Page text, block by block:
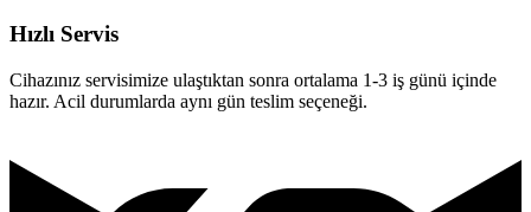
Hızlı Servis
Cihazınız servisimize ulaştıktan sonra ortalama 1-3 iş günü içinde
hazır. Acil durumlarda aynı gün teslim seçeneği.